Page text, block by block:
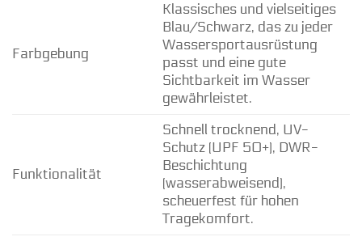
Farbgebung
Klassisches und vielseitiges
Blau/Schwarz, das zu jeder
Wassersportausrüstung
passt und eine gute
Sichtbarkeit im Wasser
gewährleistet.
Funktionalität
Schnell trocknend, UV-
Schutz (UPF 50+), DWR-
Beschichtung
(wasserabweisend),
scheuerfest für hohen
Tragekomfort.